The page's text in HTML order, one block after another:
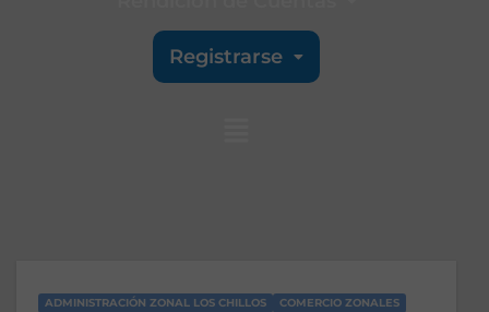
Registrarse
ADMINISTRACIÓN ZONAL LOS CHILLOS
COMERCIO ZONALES